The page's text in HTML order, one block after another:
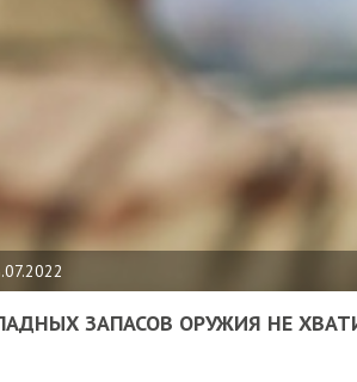
ЗАПАСОВ ОРУЖИЯ НЕ